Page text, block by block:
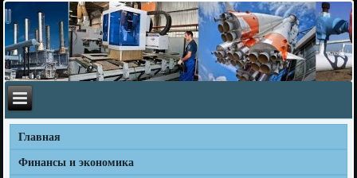
Главная
Финансы и экономика